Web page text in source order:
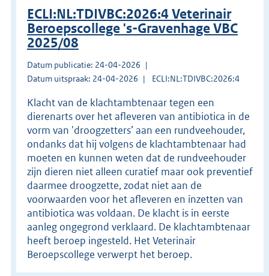
ECLI:NL:TDIVBC:2026:4 Veterinair
Beroepscollege 's-Gravenhage VBC
2025/08
Datum publicatie: 24-04-2026
Datum uitspraak: 24-04-2026
ECLI:NL:TDIVBC:2026:4
Klacht van de klachtambtenaar tegen een
dierenarts over het afleveren van antibiotica in de
vorm van 'droogzetters’ aan een rundveehouder,
ondanks dat hij volgens de klachtambtenaar had
moeten en kunnen weten dat de rundveehouder
zijn dieren niet alleen curatief maar ook preventief
daarmee droogzette, zodat niet aan de
voorwaarden voor het afleveren en inzetten van
antibiotica was voldaan. De klacht is in eerste
aanleg ongegrond verklaard. De klachtambtenaar
heeft beroep ingesteld. Het Veterinair
Beroepscollege verwerpt het beroep.